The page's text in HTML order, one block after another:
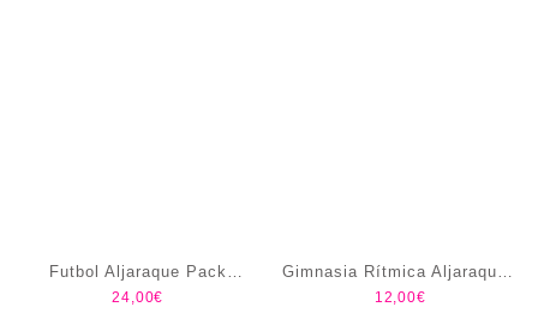
Futbol Aljaraque Pack
Entrenamiento
24,00€
Gimnasia Rítmica Aljaraque -
Corrales Malla
12,00€